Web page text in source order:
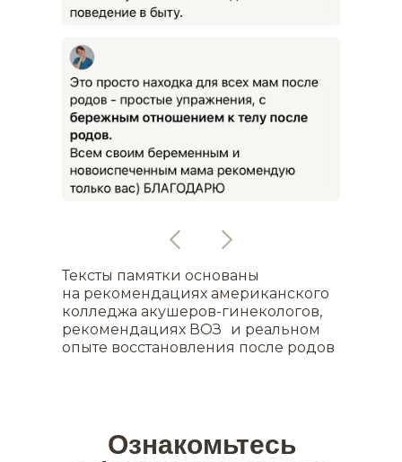
Тексты памятки основаны
на рекомендациях американского
колледжа акушеров-гинекологов,
рекомендациях ВОЗ и реальном
опыте восстановления после родов
Ознакомьтесь